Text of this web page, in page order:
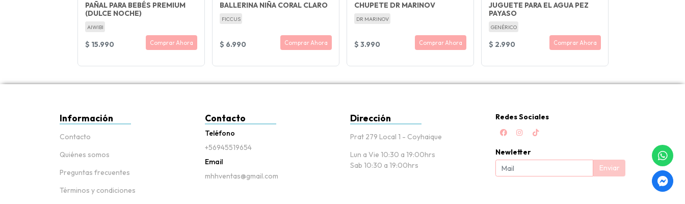
PAÑAL PARA BEBÉS PREMIUM
(DULCE NOCHE)
AIWIBI
$ 15.990 Comprar Ahora
BALLERINA NIÑA CORAL CLARO
FICCUS
$ 6.990 Comprar Ahora
CHUPETE DR MARINOV
DR MARINOV
$ 3.990 Comprar Ahora
JUGUETE PARA EL AGUA PEZ
PAYASO
GENÉRICO
$ 2.990 Comprar Ahora
Información
Contacto
Quiénes somos
Preguntas frecuentes
Términos y condiciones
Contacto
Teléfono
+56945519654
Email
mhhventas@gmail.com
Dirección
Prat 279 Local 1 - Coyhaique
Lun a Vie 10:30 a 19:00hrs
Sab 10:30 a 19:00hrs
Redes Sociales
Newletter
Enviar